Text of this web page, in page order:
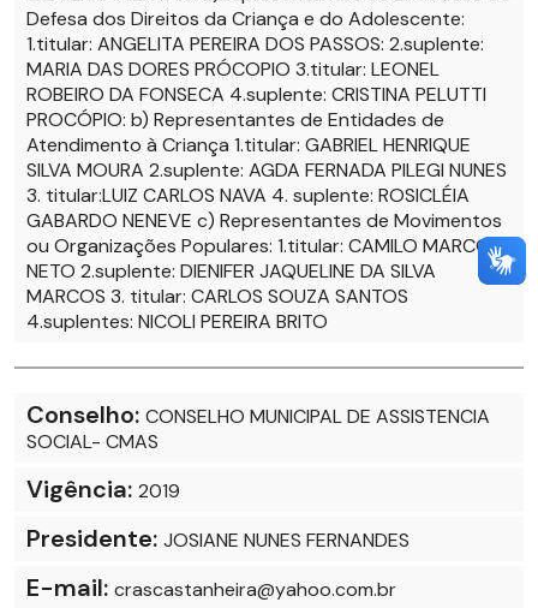
Defesa dos Direitos da Criança e do Adolescente:
1.titular: ANGELITA PEREIRA DOS PASSOS: 2.suplente:
MARIA DAS DORES PRÓCOPIO 3.titular: LEONEL
ROBEIRO DA FONSECA 4.suplente: CRISTINA PELUTTI
PROCÓPIO: b) Representantes de Entidades de
Atendimento à Criança 1.titular: GABRIEL HENRIQUE
SILVA MOURA 2.suplente: AGDA FERNADA PILEGI NUNES
3. titular:LUIZ CARLOS NAVA 4. suplente: ROSICLÉIA
GABARDO NENEVE c) Representantes de Movimentos
ou Organizações Populares: 1.titular: CAMILO MARCOS
NETO 2.suplente: DIENIFER JAQUELINE DA SILVA
MARCOS 3. titular: CARLOS SOUZA SANTOS
4.suplentes: NICOLI PEREIRA BRITO
Conselho: CONSELHO MUNICIPAL DE ASSISTENCIA
SOCIAL- CMAS
Vigência: 2019
Presidente: JOSIANE NUNES FERNANDES
E-mail: crascastanheira@yahoo.com.br